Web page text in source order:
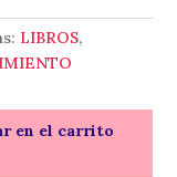
LIBROS,
en el carrito